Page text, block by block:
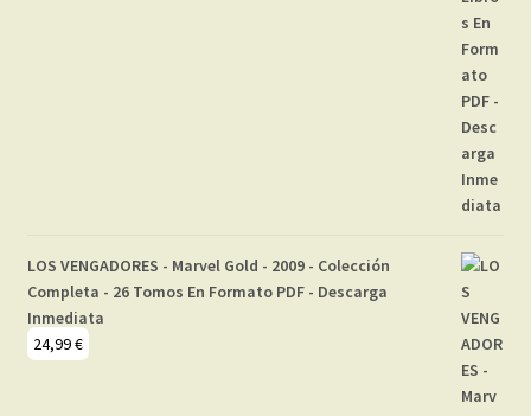
LOS VENGADORES - Marvel Gold - 2009 - Colección
Completa - 26 Tomos En Formato PDF - Descarga
Inmediata
24,99€